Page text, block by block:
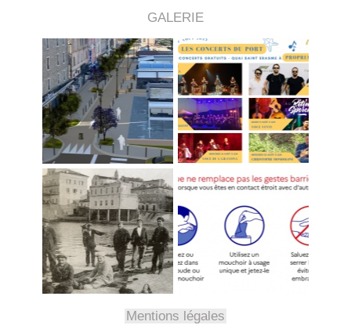
GALERIE
Mentions légales